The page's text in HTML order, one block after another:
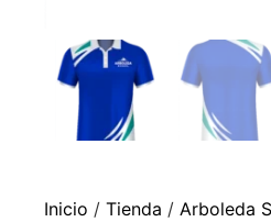
Inicio / Tienda / Arboleda